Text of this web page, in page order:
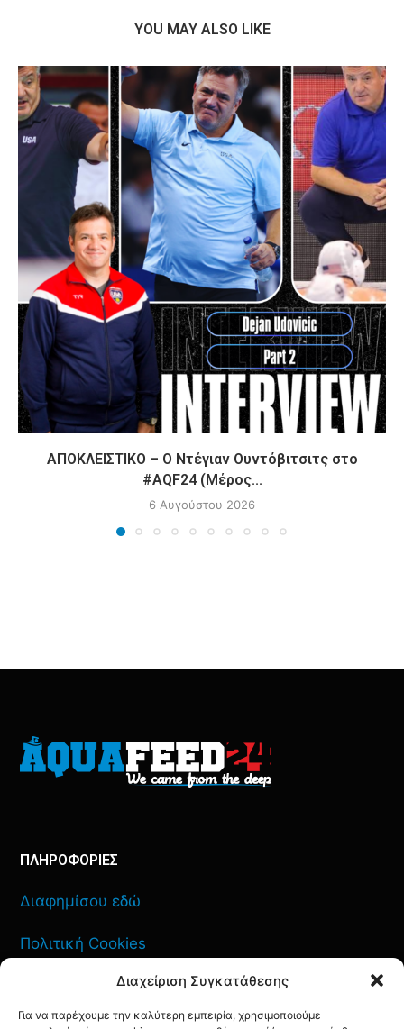
Διαχείριση Συγκατάθεσης
Για να παρέχουμε την καλύτερη εμπειρία, χρησιμοποιούμε
YOU MAY ALSO LIKE
ΑΠΟΚΛΕΙΣΤΙΚΟ – Ο Ντέγιαν Ουντόβιτσιτς στο
#AQF24 (Μέρος...
6 Αυγούστου 2026
ΠΛΗΡΟΦΟΡΙΕΣ
Διαφημίσου εδώ
Πολιτική Cookies